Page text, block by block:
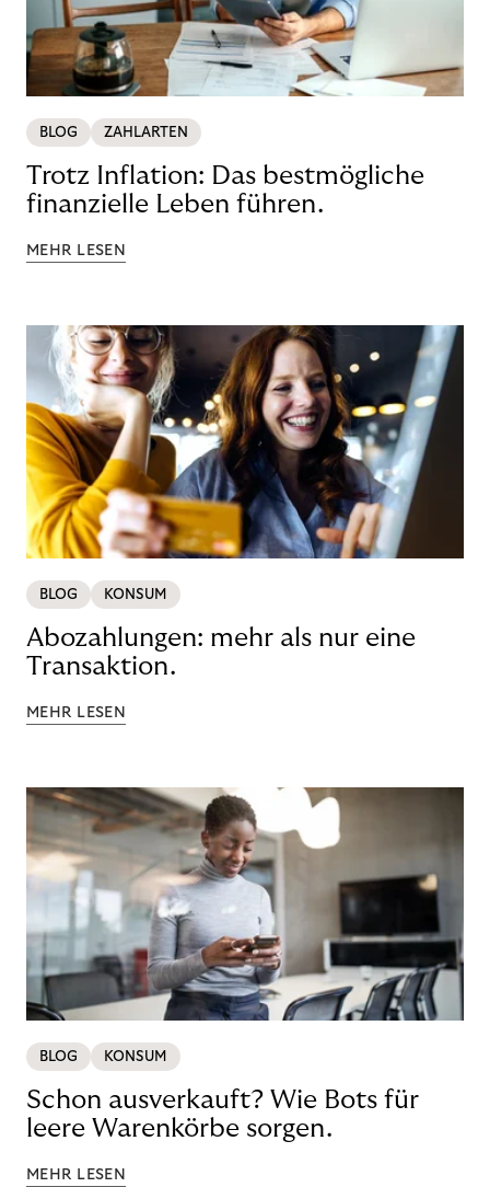
BLOG ZAHLARTEN
Trotz Inflation: Das bestmögliche
finanzielle Leben führen.
MEHR LESEN
BLOG KONSUM
Abozahlungen: mehr als nur eine
Transaktion.
MEHR LESEN
BLOG KONSUM
Schon ausverkauft? Wie Bots für
leere Warenkörbe sorgen.
MEHR LESEN